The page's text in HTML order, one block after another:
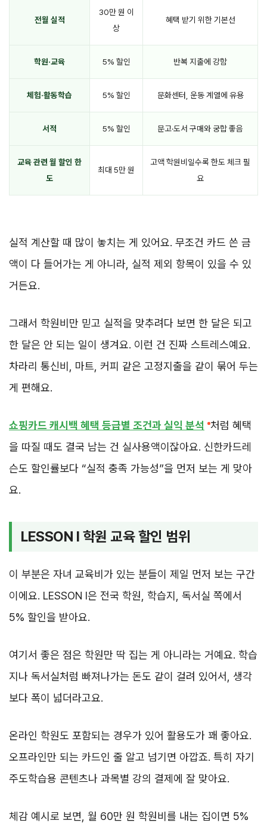
전월 실적
30만 원 이
상
혜택 받기 위한 기본선
학원·교육 5% 할인 반복 지출에 강함
체험·활동학습 5% 할인 문화센터, 운동 계열에 유용
서적 5% 할인 문고·도서 구매와 궁합 좋음
교육 관련 월 할인 한
도
최대 5만 원
고액 학원비일수록 한도 체크 필
요
실적 계산할 때 많이 놓치는 게 있어요. 무조건 카드 쓴 금
액이 다 들어가는 게 아니라, 실적 제외 항목이 있을 수 있
거든요.
그래서 학원비만 믿고 실적을 맞추려다 보면 한 달은 되고
한 달은 안 되는 일이 생겨요. 이런 건 진짜 스트레스예요.
차라리 통신비, 마트, 커피 같은 고정지출을 같이 묶어 두는
게 편해요.
쇼핑카드 캐시백 혜택 등급별 조건과 실익 분석
처럼 혜택
을 따질 때도 결국 남는 건 실사용액이잖아요. 신한카드레
슨도 할인률보다 “실적 충족 가능성”을 먼저 보는 게 맞아
요.
LESSON I 학원 교육 할인 범위
이 부분은 자녀 교육비가 있는 분들이 제일 먼저 보는 구간
이에요. LESSON I은 전국 학원, 학습지, 독서실 쪽에서
5% 할인을 받아요.
여기서 좋은 점은 학원만 딱 집는 게 아니라는 거예요. 학습
지나 독서실처럼 빠져나가는 돈도 같이 걸려 있어서, 생각
보다 폭이 넓더라고요.
온라인 학원도 포함되는 경우가 있어 활용도가 꽤 좋아요.
오프라인만 되는 카드인 줄 알고 넘기면 아깝죠. 특히 자기
주도학습용 콘텐츠나 과목별 강의 결제에 잘 맞아요.
체감 예시로 보면, 월 60만 원 학원비를 내는 집이면 5%